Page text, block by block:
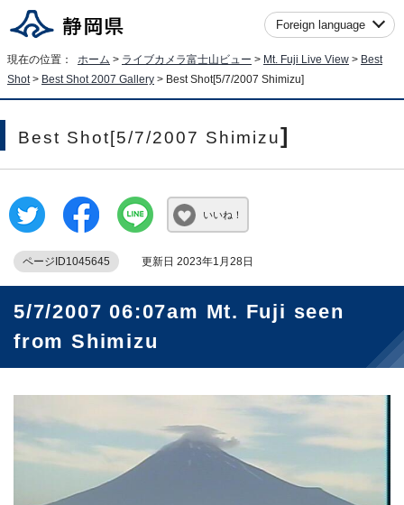
Foreign language
現在の位置： ホーム > ライブカメラ富士山ビュー > Mt. Fuji Live View > Best
Shot> Best Shot 2007 Gallery > Best Shot[5/7/2007 Shimizu]
Best Shot[5/7/2007 Shimizu]
いいね！
ページID1045645 更新日 2023年1月28日
5/7/2007 06:07am Mt. Fuji seen
from Shimizu